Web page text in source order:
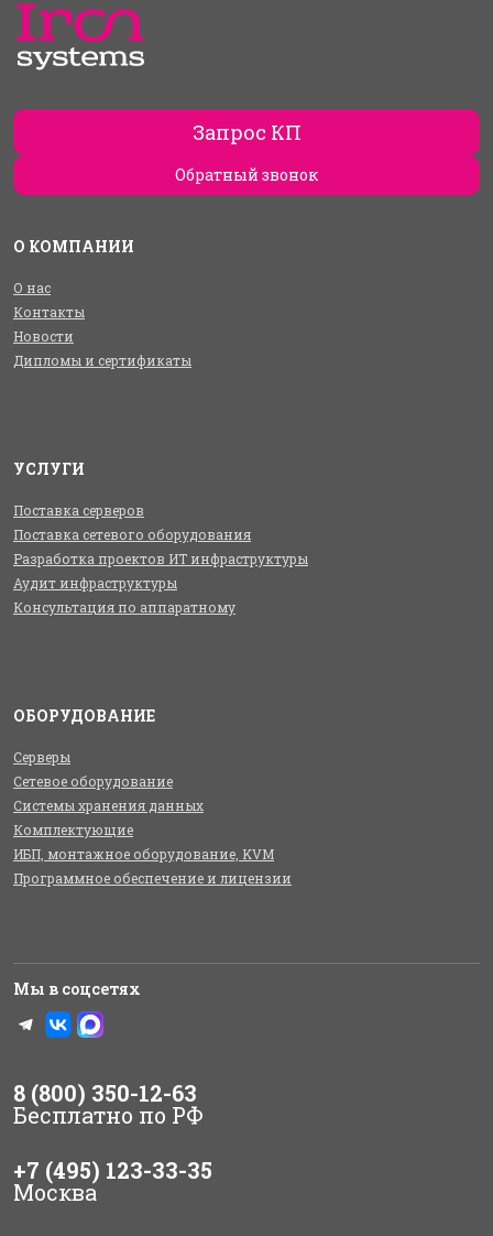
Запрос КП
Обратный звонок
О КОМПАНИИ
О нас
Контакты
Новости
Дипломы и сертификаты
УСЛУГИ
Поставка серверов
Поставка сетевого оборудования
Разработка проектов ИТ инфраструктуры
Аудит инфраструктуры
Консультация по аппаратному
ОБОРУДОВАНИЕ
Серверы
Сетевое оборудование
Системы хранения данных
Комплектующие
ИБП, монтажное оборудование, KVM
Программное обеспечение и лицензии
Мы в соцсетях
8 (800) 350-12-63
Бесплатно по РФ
+7 (495) 123-33-35
Москва